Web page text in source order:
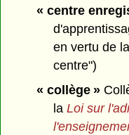
« centre
en vertu de
centre")
« collège »
laLoi sur